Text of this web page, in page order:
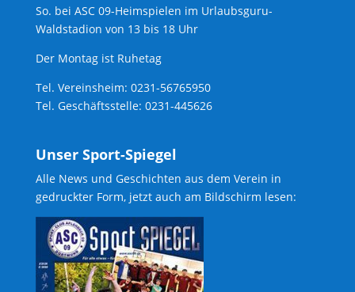
So. bei ASC 09-Heimspielen im Urlaubsguru-
Waldstadion von 13 bis 18 Uhr
Der Montag ist Ruhetag
Tel. Vereinsheim: 0231-56765950
Tel. Geschäftsstelle: 0231-445626
Unser Sport-Spiegel
Alle News und Geschichten aus dem Verein in
gedruckter Form, jetzt auch am Bildschirm lesen: